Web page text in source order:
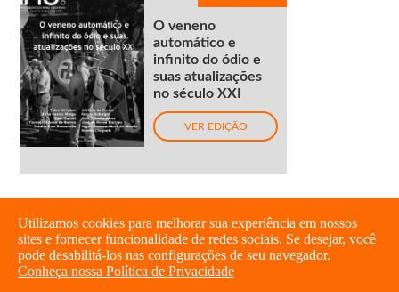
O veneno
automático e
infinito do ódio e
suas atualizações
no século XXI
VER EDIÇÃO
Utilizamos cookies para melhorar sua experiência em nossos
sites e fornecer funcionalidade de redes sociais. Se desejar, você
pode desabilitá-los nas configurações de seu navegador.
Conheça nossa Política de Privacidade